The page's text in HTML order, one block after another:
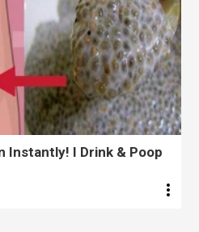
Instantly! I Drink & Poop